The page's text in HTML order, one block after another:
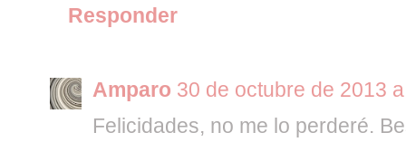
Responder
Amparo 30 de octubre de 2013
Felicidades, no me lo perderé.